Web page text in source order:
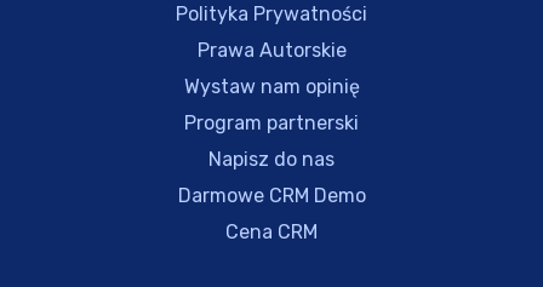
Polityka Prywatności
Prawa Autorskie
Wystaw nam opinię
Program partnerski
Napisz do nas
Darmowe CRM Demo
Cena CRM